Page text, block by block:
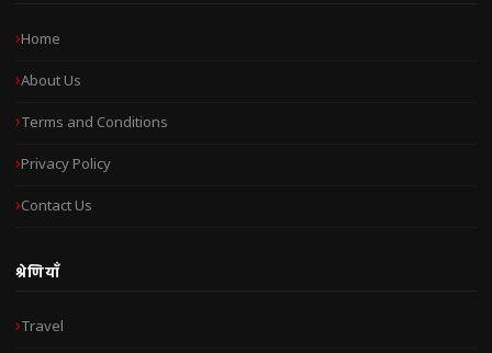
Home
About Us
Terms and Conditions
Privacy Policy
Contact Us
श्रेणियाँ
Travel